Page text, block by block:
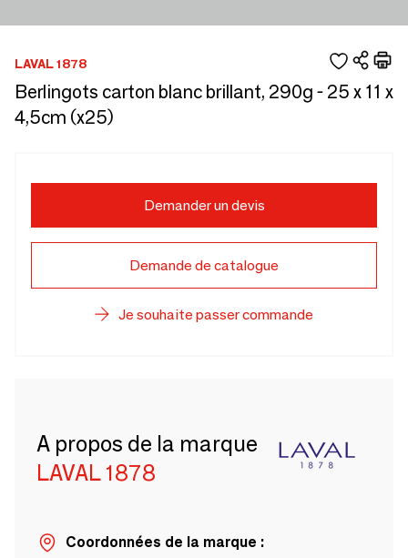
LAVAL 1878
Berlingots carton blanc brillant, 290g - 25 x 11 x
4,5cm (x25)
Demander un devis
Demande de catalogue
Je souhaite passer commande
A propos de la marque
LAVAL 1878
Coordonnées de la marque :